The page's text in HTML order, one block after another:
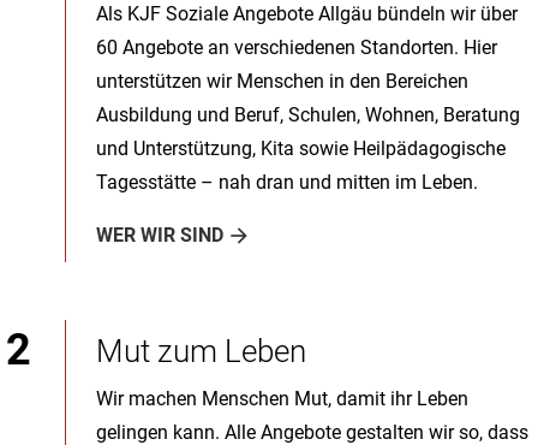
Als KJF Soziale Angebote Allgäu bündeln wir über
60 Angebote an verschiedenen Standorten. Hier
unterstützen wir Menschen in den Bereichen
Ausbildung und Beruf, Schulen, Wohnen, Beratung
und Unterstützung, Kita sowie Heilpädagogische
Tagesstätte – nah dran und mitten im Leben.
WER WIR SIND
Mut zum Leben
Wir machen Menschen Mut, damit ihr Leben
gelingen kann. Alle Angebote gestalten wir so, dass